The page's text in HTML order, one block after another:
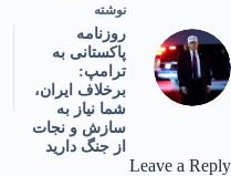
نوشته
روزنامه
پاکستانی به
ترامپ:
برخلاف ایران،
شما نیاز به
سازش و نجات
از جنگ دارید
Leave a Reply